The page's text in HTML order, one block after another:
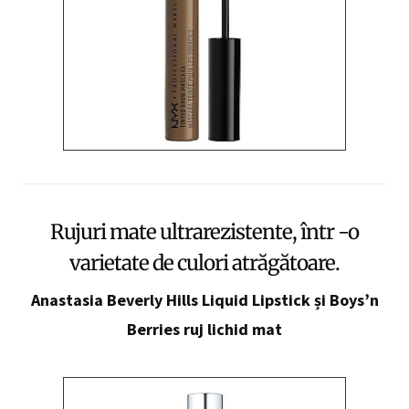
Rujuri mate ultrarezistente, într -o
varietate de culori atrăgătoare.
Anastasia Beverly Hills Liquid Lipstickși Boys’n
Berries ruj lichid mat